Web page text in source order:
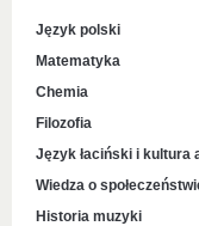
Język polski
Matematyka
Chemia
Filozofia
Język łaciński i kultura
Wiedza o
Historia muzyki